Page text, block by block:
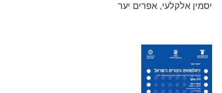
יסמין אלקלעי, אפרים יער